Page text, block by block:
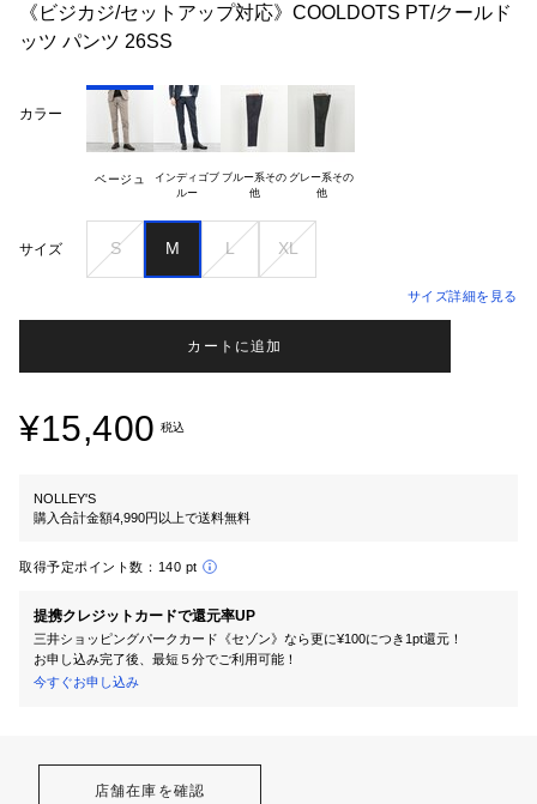
《ビジカジ/セットアップ対応》COOLDOTS PT/クールド
ッツ パンツ 26SS
カラー
ベージュ
インディゴブ ブルー系その
他
グレー系その
他
サイズ S M L XL
サイズ詳細を見る
カートに追加
¥15,400 税込
NOLLEY'S
購入合計金額4,990円以上で送料無料
取得予定ポイント数： 140 pt
提携クレジットカードで還元率UP
三井ショッピングパークカード《セゾン》なら更に¥100につき1pt還元！
お申し込み完了後、最短５分でご利用可能！
今すぐお申し込み
店舗在庫を確認